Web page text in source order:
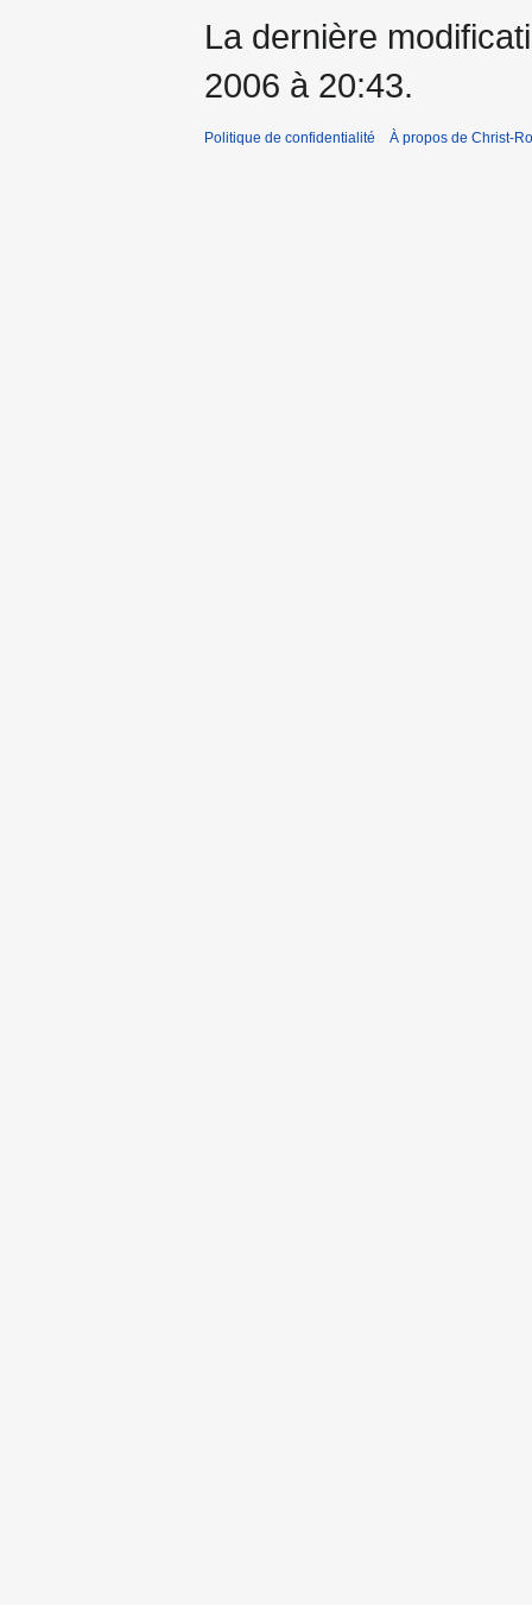
La dernière
2006 à 20:43.
Politique de confidentialité À propos de Christ-